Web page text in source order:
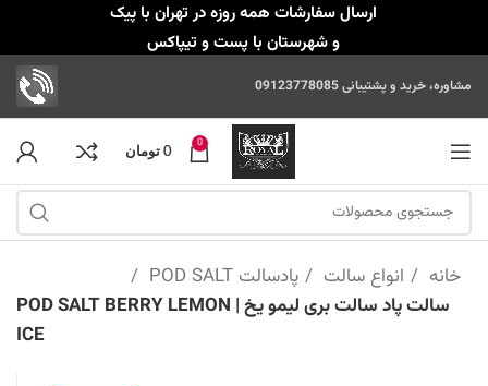
مشاوره، خرید و پشتیبانی 09123778085
0
0 تومان
خانه انواع سالت
پادسالت POD SALT
سالت پاد سالت بری لیمو یخ | POD SALT BERRY LEMON
ICE
ارسال سفارشات همه روزه در تهران با پیک
و شهرستان با پست و تیپاکس
ارسال سفارشات همه روزه از 9 صبح تا 11 شب در
تهران با پیک و شهرستان با پست و تیپاکس